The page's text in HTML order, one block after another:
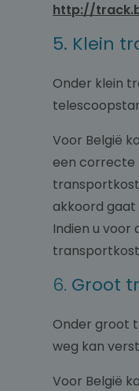
http://
5. Klein
Onder klein
Voor België
een correcte
akkoord gaat
Indien u
6. Groot
Onder groot
weg kan
Voor België